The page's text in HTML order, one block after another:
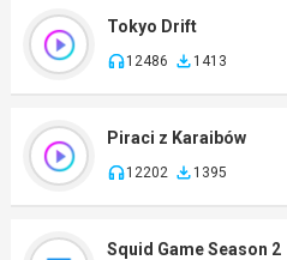
Tokyo Drift
12486 1413
Piraci z Karaibów
12202 1395
Squid Game Season 2